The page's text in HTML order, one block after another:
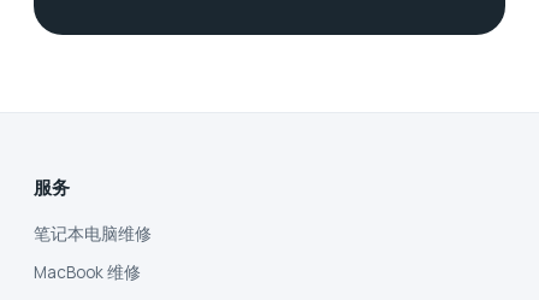
服务
笔记本电脑维修
MacBook 维修